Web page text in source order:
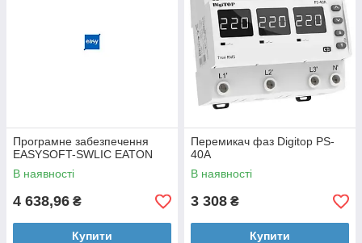
Програмне забезпечення
EASYSOFT-SWLIC EATON
В наявності
4 638,96 ₴
Купити
Перемикач фаз Digitop PS-
40A
В наявності
3 308 ₴
Купити